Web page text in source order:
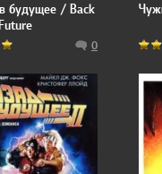
будущее / Back
0